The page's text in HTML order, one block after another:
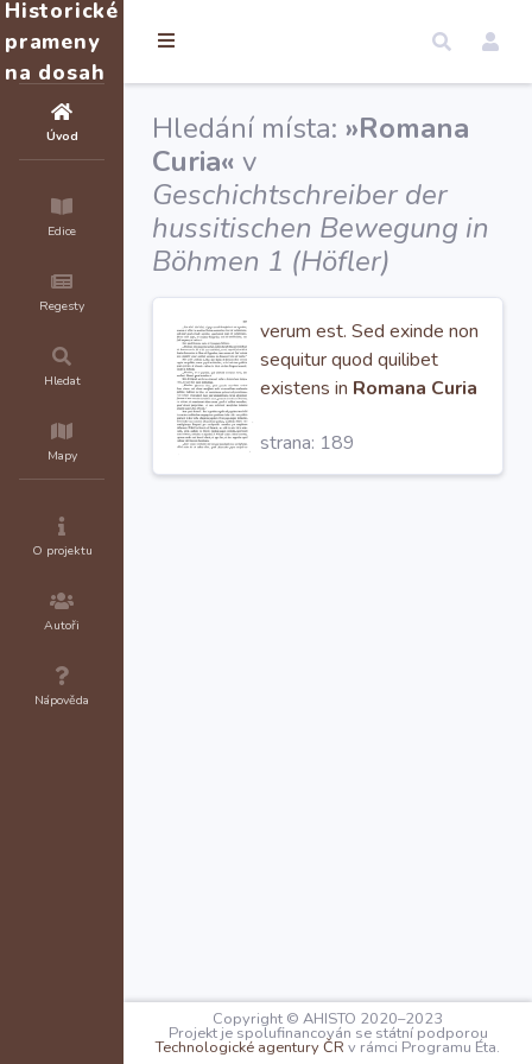
Historické
prameny
na dosah
Úvod
Edice
Regesty
Hledat
Mapy
O projektu
Autoři
Nápověda
Hledání místa: »Romana
Curia« v
Geschichtschreiber der
hussitischen Bewegung in
Böhmen 1 (Höfler)
verum est. Sed exinde non
sequitur quod quilibet
existens in Romana Curia
prefatus J. Hus jam dictos
et
strana: 189
Copyright © AHISTO 2020–2023
Projekt je spolufinancován se státní podporou
Technologické agentury ČR v rámci Programu Éta.